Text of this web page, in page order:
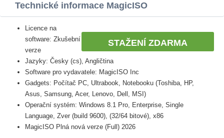
Technické informace MagicISO
STAŽENÍ ZDARMA
Licence na
software: Zkušební
verze
Jazyky: Česky (cs), Angličtina
Software pro vydavatele: MagicISO Inc
Gadgets: Počítač PC, Ultrabook, Notebooku (Toshiba, HP,
Asus, Samsung, Acer, Lenovo, Dell, MSI)
Operační systém: Windows 8.1 Pro, Enterprise, Single
Language, Zver (build 9600), (32/64 bitové), x86
MagicISO Plná nová verze (Full) 2026